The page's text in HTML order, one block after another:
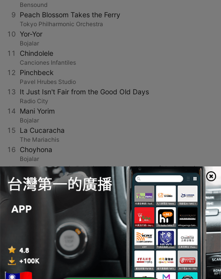
Bensound
9 Peach Blossom Takes the Ferry
Tokyo Philharmonic Orchestra
10 Yor-Yor
Bojalar
11 Chindolele
Canciones Infantiles
12 Pinchbeck
Pavel Hrubes Studio
13 It Just Isn't Fair from the Good Old Days
Radio City
14 Mani Yorim
Bojalar
15 La Cucaracha
The Mariachis
16 Choyhona
Bojalar
17 Horn Concerto in D Major, K. 412: I. Allegro (Music Box)
オルゴールサウンド J-POP
18 Balada (Tché Tchéréré Tché)
19 Lean and Clean 3:51
The Music Bakery
21 Rasa Sayang
Lisa Ono
22 台灣囝仔
男子漢樂團